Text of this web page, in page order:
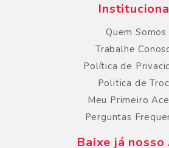
Quem Somos
Trabalhe
Política de
Politica de
Meu Primeiro
Perguntas
Baixe já nosso